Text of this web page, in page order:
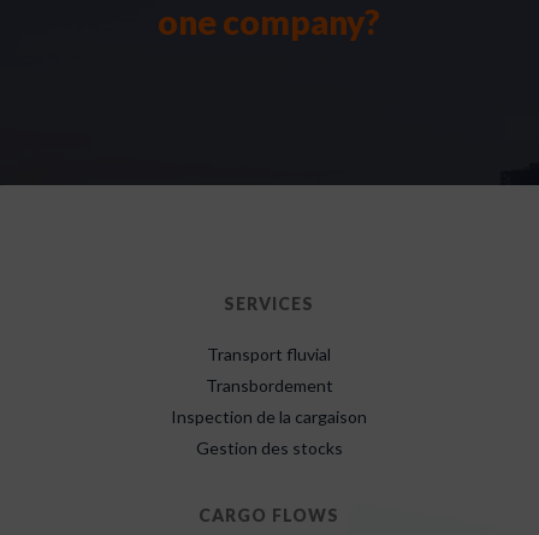
one company?
SERVICES
Transport fluvial
Transbordement
Inspection de la cargaison
Gestion des stocks
CARGO FLOWS